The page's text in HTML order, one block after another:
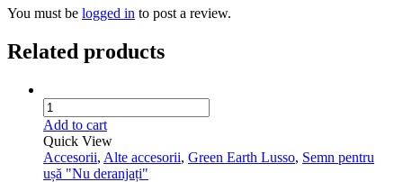
You must be logged in to post a review.
Related products
Add to cart
Quick View
Accesorii, Alte accesorii, Green Earth Lusso, Semn pentru
ușă "Nu deranjați"